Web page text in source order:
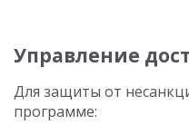
Управление
Для защиты от
программе: